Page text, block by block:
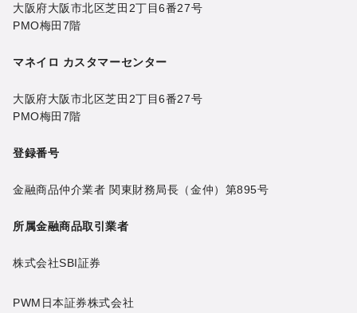
大阪府大阪市北区芝田2丁目6番27号
PMO梅田7階
マネイロ カスタマーセンター
大阪府大阪市北区芝田2丁目6番27号
PMO梅田7階
登録番号
金融商品仲介業者 関東財務局長（金仲）第895号
所属金融商品取引業者
株式会社SBI証券
PWM日本証券株式会社